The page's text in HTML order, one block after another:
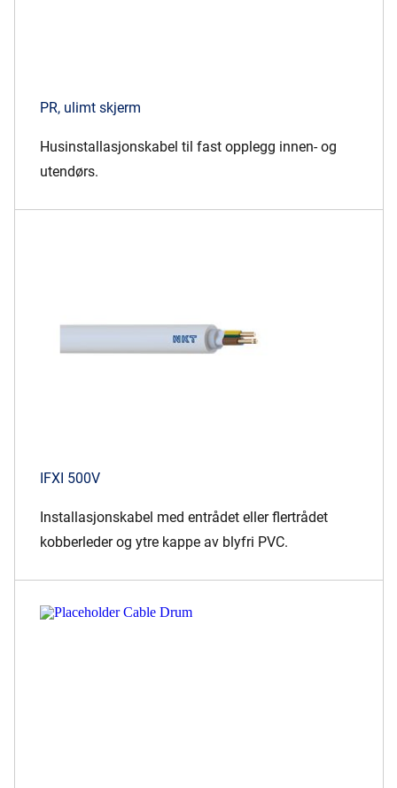
PR, ulimt skjerm
Husinstallasjonskabel til fast opplegg innen- og
utendørs.
IFXI 500V
Installasjonskabel med entrådet eller flertrådet
kobberleder og ytre kappe av blyfri PVC.